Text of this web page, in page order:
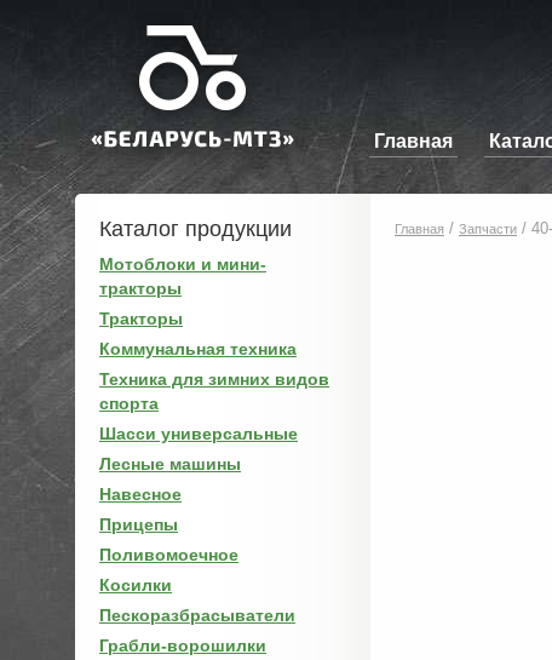
Главная
Каталог продукции
Мотоблоки и мини-
тракторы
Тракторы
Коммунальная техника
Техника для зимних видов
спорта
Шасси универсальные
Лесные машины
Навесное
Прицепы
Поливомоечное
Косилки
Пескоразбрасыватели
Грабли-ворошилки
Главная / Запчасти /